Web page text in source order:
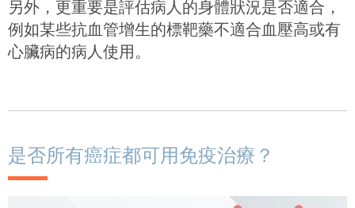
另外，更重要是評估病人的身體狀況是否適合，
例如某些抗血管增生的標靶藥不適合血壓高或有
心臟病的病人使用。
是否所有癌症都可用免疫治療？